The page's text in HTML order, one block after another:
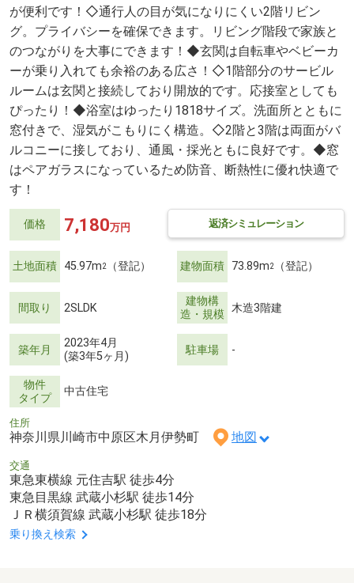
が便利です！◇通行人の目が気になりにくい2階リビン
グ。プライバシーを確保できます。リビング階段で家族と
のつながりを大事にできます！◆玄関は自転車やベビーカ
ーが乗り入れても余裕のある広さ！◇1階部分のサービル
ルームは玄関と接続しており開放的です。応接室としても
ぴったり！◆浴室はゆったり1818サイズ。洗面所とともに
窓付きで、湿気がこもりにく構造。◇2階と3階は両面がバ
ルコニーに接しており、通風・採光ともに良好です。◆窓
はペアガラスになっているため防音、断熱性に優れ快適で
す！
価格 返済シミュレーション
7,180万円
土地面積 45.97m2 （登記） 建物面積 73.89m2 （登記）
間取り 2SLDK
建物構
造・規模 木造3階建
築年月
2023年4月
(築3年5ヶ月)
駐車場 -
物件
タイプ
中古住宅
住所
神奈川県川崎市中原区木月伊勢町 地図
交通
東急東横線 元住吉駅 徒歩4分
東急目黒線 武蔵小杉駅 徒歩14分
ＪＲ横須賀線 武蔵小杉駅 徒歩18分
乗り換え検索